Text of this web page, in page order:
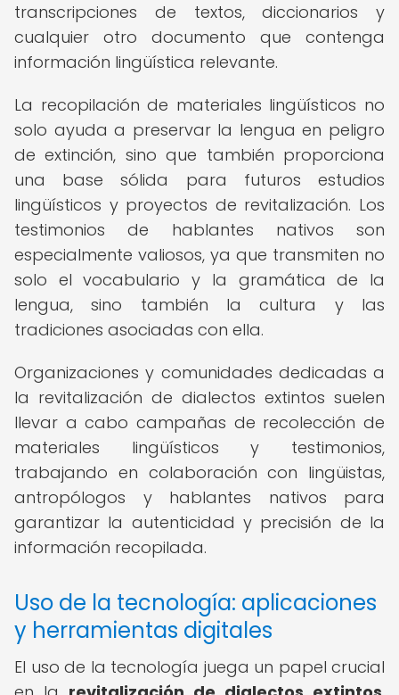
transcripciones de textos, diccionarios y
cualquier otro documento que contenga
información lingüística relevante.
La recopilación de materiales lingüísticos no
solo ayuda a preservar la lengua en peligro
de extinción, sino que también proporciona
una base sólida para futuros estudios
lingüísticos y proyectos de revitalización. Los
testimonios de hablantes nativos son
especialmente valiosos, ya que transmiten no
solo el vocabulario y la gramática de la
lengua, sino también la cultura y las
tradiciones asociadas con ella.
Organizaciones y comunidades dedicadas a
la revitalización de dialectos extintos suelen
llevar a cabo campañas de recolección de
materiales lingüísticos y testimonios,
trabajando en colaboración con lingüistas,
antropólogos y hablantes nativos para
garantizar la autenticidad y precisión de la
información recopilada.
Uso de la tecnología: aplicaciones
y herramientas digitales
El uso de la tecnología juega un papel crucial